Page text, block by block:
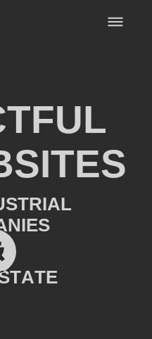
TFUL
SITES
STRIAL
NIES
TATE